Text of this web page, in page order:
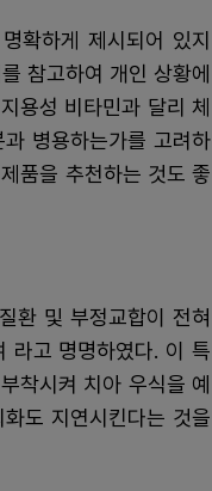
확하게 제시되어 있지
참고하여 개인 상황에
용성 비타민과 달리 체
병용하는가를 고려하
품을 추천하는 것도 좋
환 및 부정교합이 전혀
라고 명명하였다. 이 특
착시켜 치아 우식을 예
도 지연시킨다는 것을